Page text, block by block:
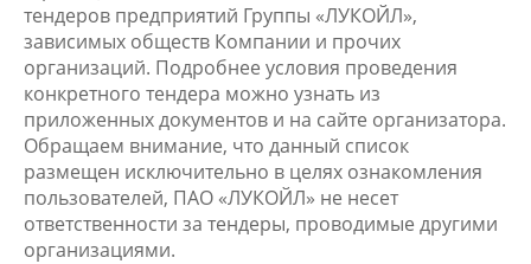
тендеров предприятий Группы «ЛУКОЙЛ»,
зависимых обществ Компании и прочих
организаций. Подробнее условия проведения
конкретного тендера можно узнать из
приложенных документов и на сайте организатора.
Обращаем внимание, что данный список
размещен исключительно в целях ознакомления
пользователей, ПАО «ЛУКОЙЛ» не несет
ответственности за тендеры, проводимые другими
организациями.